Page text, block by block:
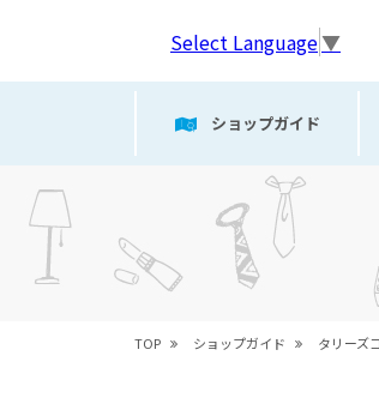
Select Language▼
ショップガイド
TOP ショップガイド タリーズ